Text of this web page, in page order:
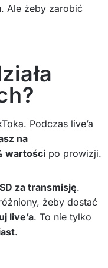
. Ale żeby zarobić
Podczas live’a
na
wartości po prowizji.
za transmisję.
żeby dostać
live’a. To nie tylko
.